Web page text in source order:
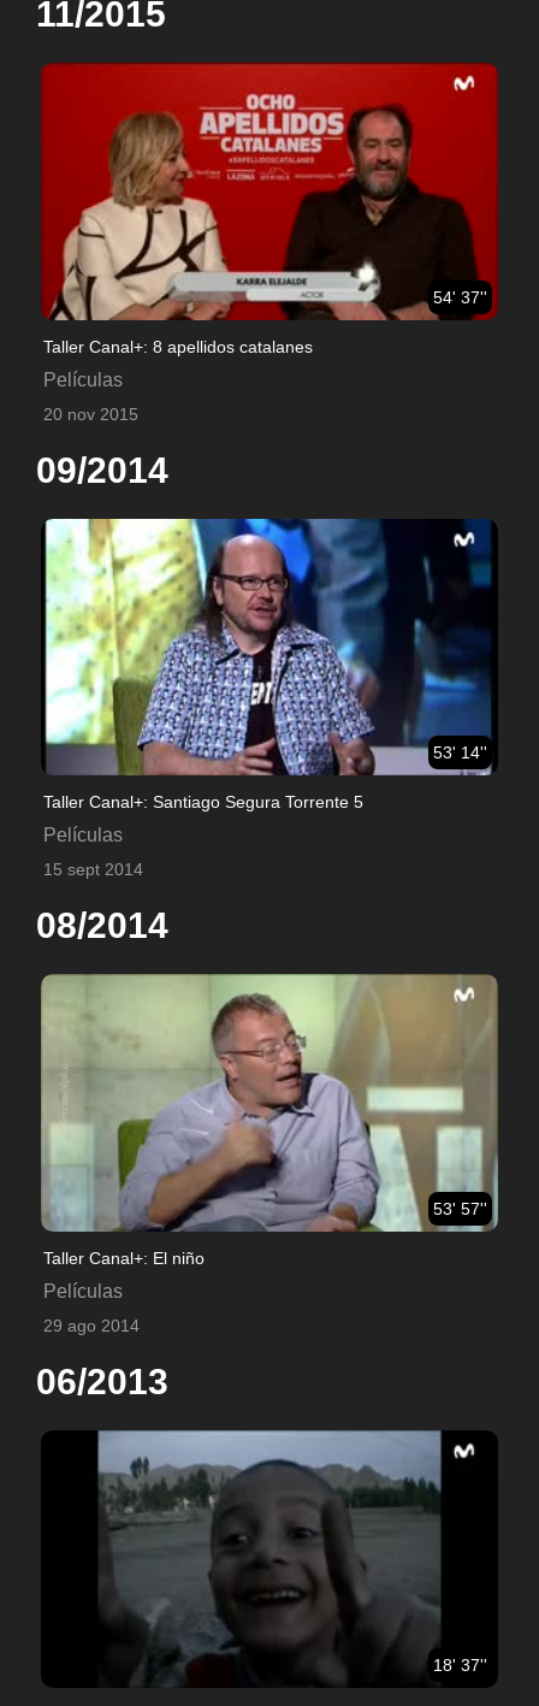
11/2015
54' 37''
Taller Canal+: 8 apellidos catalanes
Películas
20 nov 2015
09/2014
53' 14''
Taller Canal+: Santiago Segura Torrente 5
Películas
15 sept 2014
08/2014
53' 57''
Taller Canal+: El niño
Películas
29 ago 2014
06/2013
18' 37''